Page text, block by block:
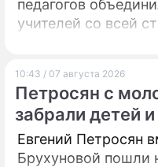
педагогов
учителей со всей
10:43 / 07 августа 2026
Петросян с
забрали детей
Евгений Петросян
Брухуновой пошли